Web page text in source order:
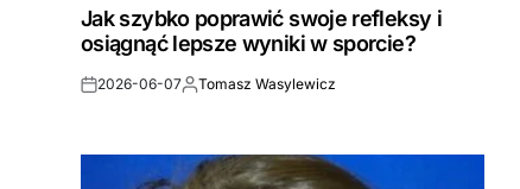
IN
Jak szybko poprawić swoje refleksy i
osiągnąć lepsze wyniki w sporcie?
Post2026-06-07By:Tomasz Wasylewicz